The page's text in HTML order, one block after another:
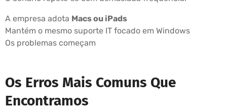
A empresa adota Macs ou iPads
Mantém o mesmo suporte IT focado em Windows
Os problemas começam
Os Erros Mais Comuns Que
Encontramos